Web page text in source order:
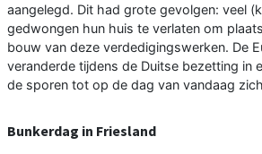
aangelegd. Dit had grote gevolgen: veel
gedwongen hun huis te verlaten om
bouw van deze verdedigingswerken. De
veranderde tijdens de Duitse bezetting in
de sporen tot op de dag van vandaag
Bunkerdag in Friesland